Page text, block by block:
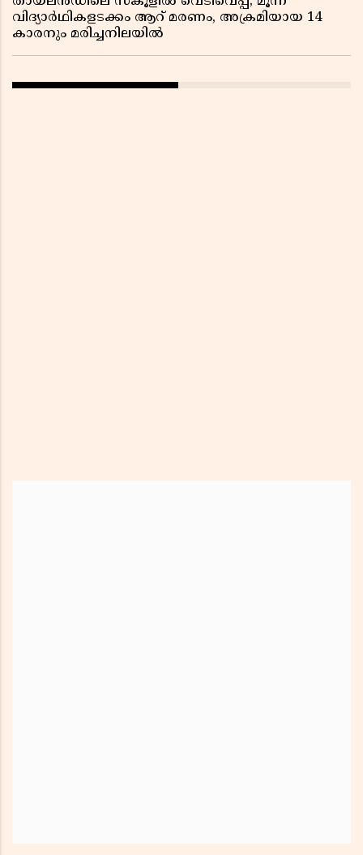
വിദ്യാർഥികളടക്കം ആറ് മരണം, അക്രമിയായ 14
കാരനും മരിച്ചനിലയിൽ